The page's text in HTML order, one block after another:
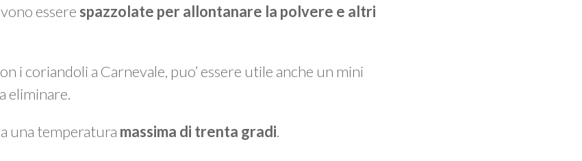
essere spazzolate per allontanare la polvere e altri
i coriandoli a Carnevale, puo’ essere utile anche un mini
eliminare.
a una temperatura massima di trenta gradi.